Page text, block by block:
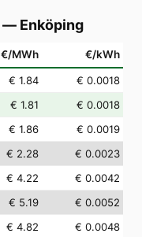
— Enköping
€/MWh €/kWh
€ 1.84
€ 0.0018
€ 1.81
€ 0.0018
€ 1.86
€ 0.0019
€ 2.28
€ 0.0023
€ 4.22
€ 0.0042
€ 5.19
€ 0.0052
€ 4.82
€ 0.0048